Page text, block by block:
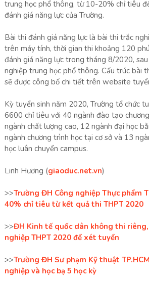
trung học phổ thông, từ 10-20% chỉ tiêu
đánh giá năng lực của Trường.
Bài thi đánh giá năng lực là bài thi trắc
trên máy tính, thời gian thi khoảng 120
đánh giá năng lực trong tháng 8/2020,
nghiệp trung học phổ thông. Cấu trúc bài
sẽ được công bố chi tiết trên website
Kỳ tuyển sinh năm 2020, Trường tổ chức
6600 chỉ tiêu với 40 ngành đào tạo
ngành chất lượng cao, 12 ngành đại học
ngành chương trình học tại cơ sở và 13
học luân chuyển campus.
Linh Hương (giaoduc.net.vn)
>>Trường ĐH Công nghiệp Thực phẩm
40% chỉ tiêu từ kết quả thi THPT 2020
>>ĐH Kinh tế quốc dân không thi
nghiệp THPT 2020 để xét tuyển
>>Trường ĐH Sư phạm Kỹ thuật
nghiệp và học bạ 5 học kỳ